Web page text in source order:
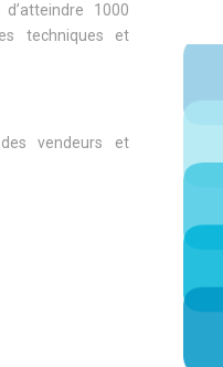
1000
techniques et
vendeurs et